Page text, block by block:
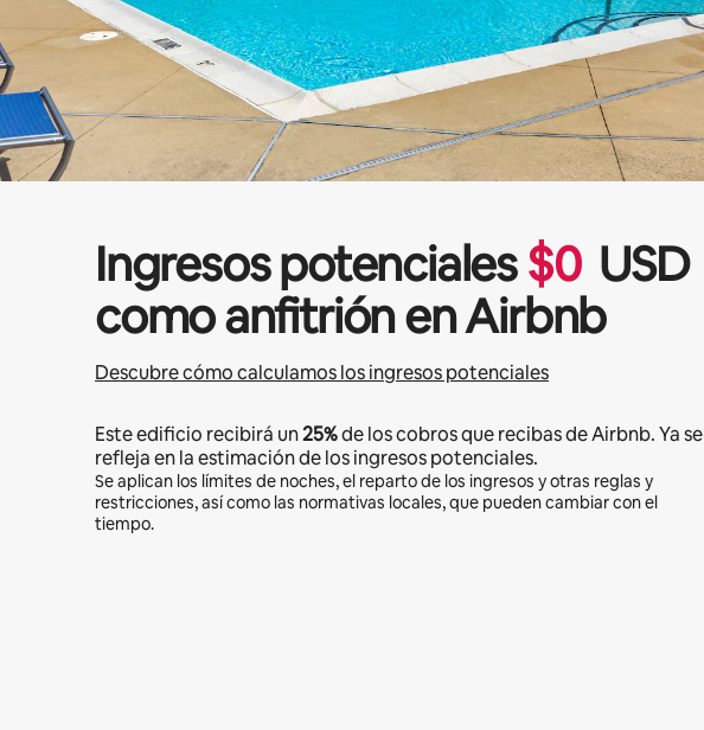
Ingresos potenciales$0 USD
como anfitrión en Airbnb
Descubre cómo calculamos los ingresos potenciales
Este edificio recibirá un25%de los cobros que recibas de Airbnb. Ya se
refleja en la estimación de los ingresos potenciales.
Se aplican los límites de noches, el reparto de los ingresos y otras reglas y
restricciones, así como las normativas locales, que pueden cambiar con el
tiempo.